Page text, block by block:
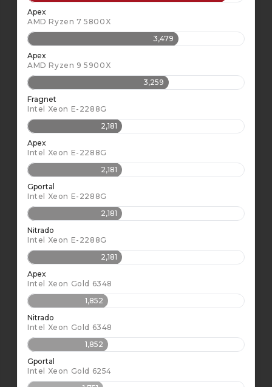
Apex
AMD Ryzen 7 5800X
3,479
Apex
AMD Ryzen 9 5900X
3,259
Fragnet
Intel Xeon E-2288G
2,181
Apex
Intel Xeon E-2288G
2,181
Gportal
Intel Xeon E-2288G
2,181
Nitrado
Intel Xeon E-2288G
2,181
Apex
Intel Xeon Gold 6348
1,852
Nitrado
Intel Xeon Gold 6348
1,852
Gportal
Intel Xeon Gold 6254